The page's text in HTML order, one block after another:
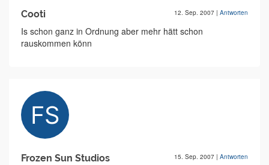
Cooti 12. Sep. 2007 | Antworten
Is schon ganz in Ordnung aber mehr hätt schon
rauskommen könn
Frozen Sun Studios 15. Sep. 2007 | Antworten